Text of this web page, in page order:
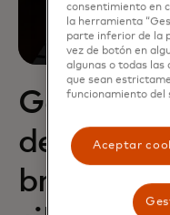
Gestiona
de los
brechas
consentimiento en
la herramienta
parte inferior de la
vez de botón en
algunas o todas las
que sean
funcionamiento del
Aceptar